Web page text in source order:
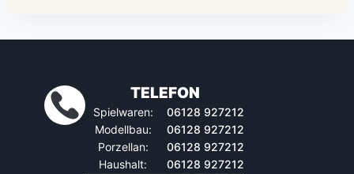
TELEFON
Spielwaren:
06128 927212
Modellbau:
06128 927212
Porzellan:
06128 927212
Haushalt:
06128 927212